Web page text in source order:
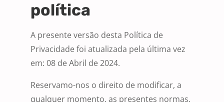
política
A presente versão desta Política de
Privacidade foi atualizada pela última vez
em: 08 de Abril de 2024.
Reservamo-nos o direito de modificar, a
qualquer momento, as presentes normas,